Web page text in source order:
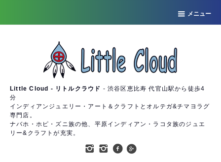
メニュー
Little Cloud - リトルクラウド - 渋谷区恵比寿 代官山駅から徒歩4
分
インディアンジュエリー・アート＆クラフトとオルテガ&チマヨラグ
専門店。
ナバホ・ホピ・ズニ族の他、平原インディアン・ラコタ族のジュエ
リー&クラフトが充実。